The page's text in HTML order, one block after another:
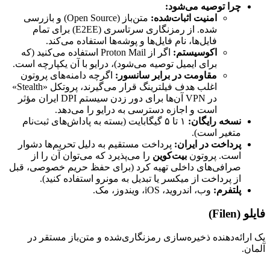
چرا توصیه می‌شود:
امنیت اثبات‌شده:
متن‌باز (Open Source) و بازرسی
شده. از رمزنگاری سرتاسری (E2EE) برای تمام
فایل‌ها، نام فایل‌ها و پوشه‌ها استفاده می‌کند.
اکوسیستم:
اگر از Proton Mail استفاده می‌کنید (که
برای ایمیل توصیه می‌شود)، درایو با آن یکپارچه است.
مقاومت در برابر سانسور: اگرچه دامنه‌های پروتون
اغلب هدف فیلترینگ قرار می‌گیرند، پروتکل «Stealth»
در VPN آن‌ها برای دور زدن سیستم DPI ایران مؤثر
است و اجازه دسترسی به درایو را می‌دهد.
نسخه رایگان:
۱ تا ۵ گیگابایت (بسته به پاداش‌های ثبت‌نام
متغیر است).
پرداخت در ایران: پرداخت مستقیم به دلیل تحریم‌ها دشوار
است. پروتون بیت‌کوین را می‌پذیرد که می‌توان آن را از
صرافی‌های داخلی تهیه کرد (برای حفظ حریم خصوصی، قبل
از پرداخت از میکسر یا تبدیل به مونرو استفاده کنید).
پلتفرم: وب، اندروید، iOS، ویندوز، مک.
فایلو (Filen)
یک ارائه‌دهنده ذخیره‌سازی رمزنگاری‌شده و متن‌باز مستقر در
آلمان.